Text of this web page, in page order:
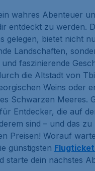
wahres Abenteuer
entdeckt zu werden.
gelegen, bietet nicht
Landschaften,
faszinierende
die Altstadt von
Weins oder
Schwarzen Meeres.
Entdecker, die auf
sind – und das zu
Preisen! Worauf
günstigsten
starte dein nächstes